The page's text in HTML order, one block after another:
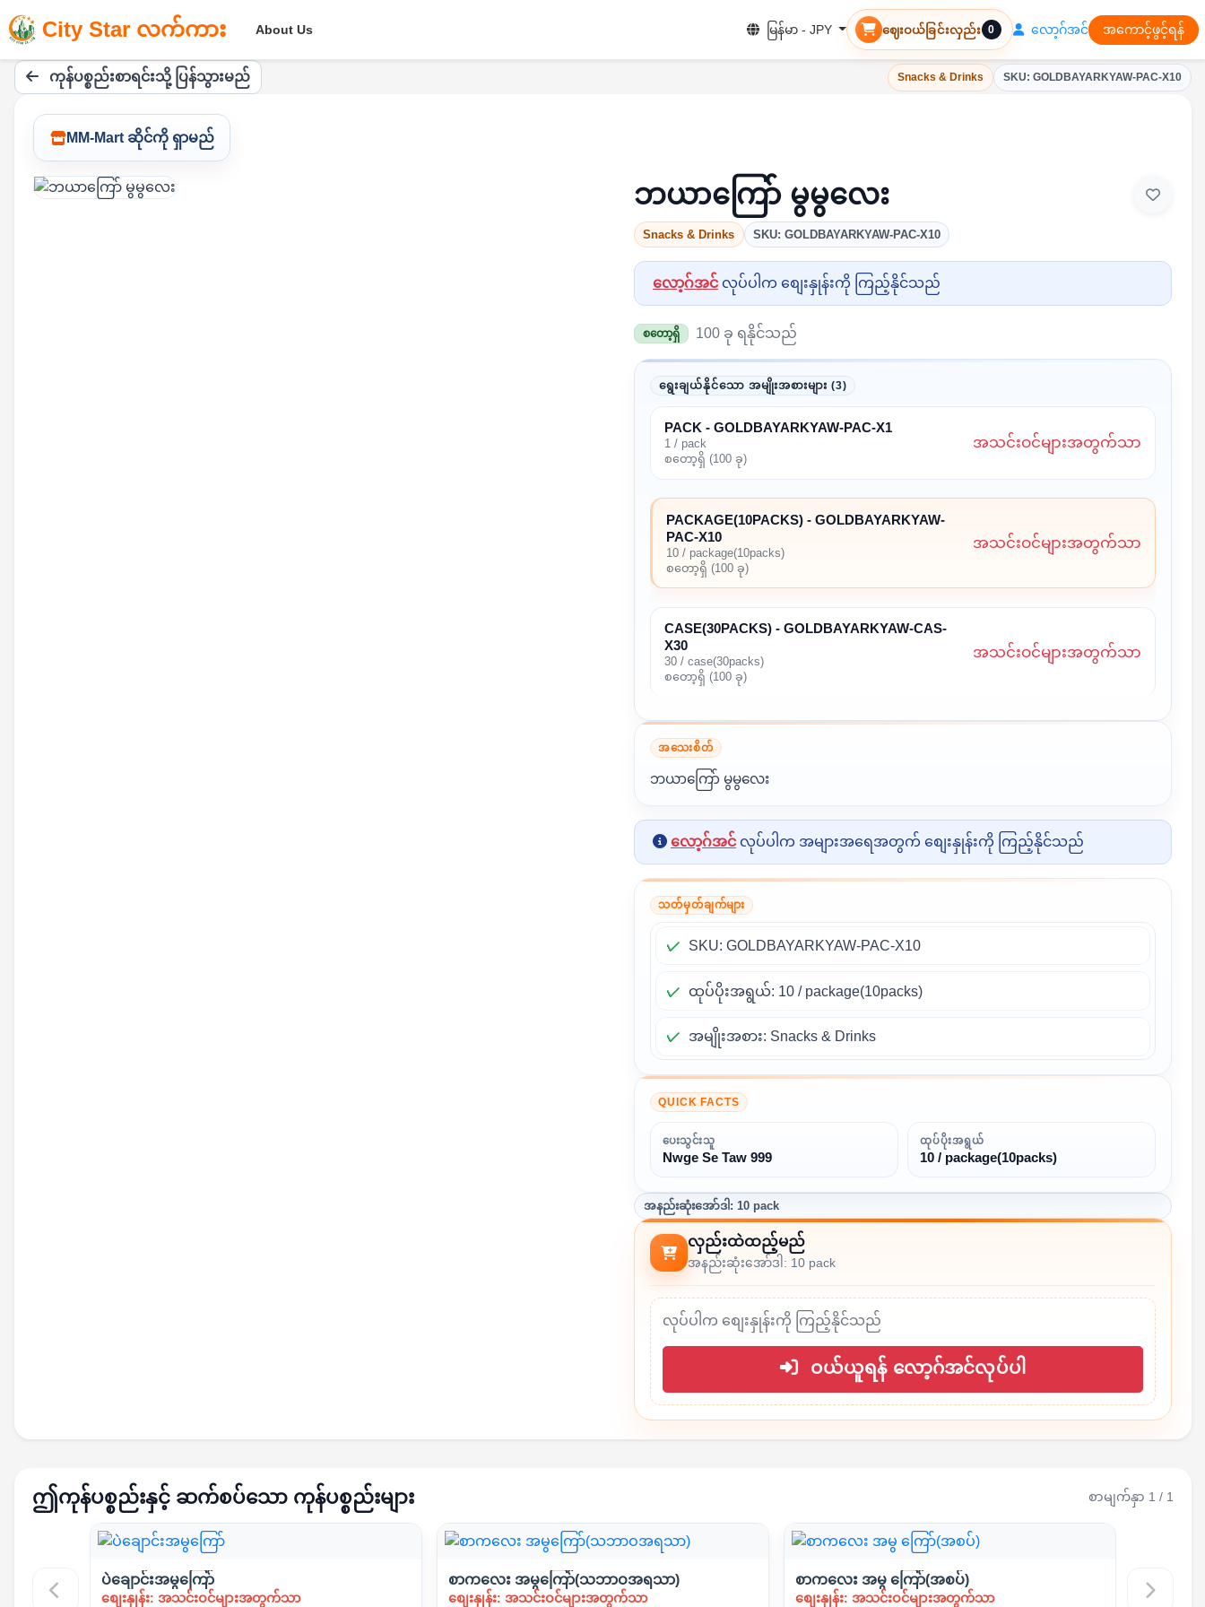
City Star လက်ကား About Us မြန်မာ - JPY ဈေးဝယ်ခြင်းလှည်း 0 လော့ဂ်အင် အကောင့်ဖွင့်ရန်
ကုန်ပစ္စည်းစာရင်းသို့ ပြန်သွားမည် Snacks & Drinks SKU: GOLDBAYARKYAW-PAC-X10
MM-Mart ဆိုင်ကို ရှာမည်
ဘယာကြော် မွမွလေး
Snacks & Drinks SKU: GOLDBAYARKYAW-PAC-X10
လော့ဂ်အင်လုပ်ပါက စျေးနှုန်းကို ကြည့်နိုင်သည်
စတော့ရှိ 100 ခု ရနိုင်သည်
ရွေးချယ်နိုင်သော အမျိုးအစားများ (3)
PACK - GOLDBAYARKYAW-PAC-X1
1 / pack
စတော့ရှိ (100 ခု)
အသင်းဝင်များအတွက်သာ
PACKAGE(10PACKS) - GOLDBAYARKYAW-
PAC-X10
10 / package(10packs)
စတော့ရှိ (100 ခု)
အသင်းဝင်များအတွက်သာ
CASE(30PACKS) - GOLDBAYARKYAW-CAS-
X30
30 / case(30packs)
စတော့ရှိ (100 ခု)
အသင်းဝင်များအတွက်သာ
အသေးစိတ်
ဘယာကြော် မွမွလေး
လော့ဂ်အင်လုပ်ပါက အများအရေအတွက် စျေးနှုန်းကို ကြည့်နိုင်သည်
သတ်မှတ်ချက်များ
SKU: GOLDBAYARKYAW-PAC-X10
ထုပ်ပိုးအရွယ်: 10 / package(10packs)
အမျိုးအစား: Snacks & Drinks
QUICK FACTS
ပေးသွင်းသူ
Nwge Se Taw 999
ထုပ်ပိုးအရွယ်
10 / package(10packs)
အနည်းဆုံးအော်ဒါ: 10 pack
လှည်းထဲထည့်မည်
အနည်းဆုံးအော်ဒါ: 10 pack
လုပ်ပါက စျေးနှုန်းကို ကြည့်နိုင်သည်
ဝယ်ယူရန် လော့ဂ်အင်လုပ်ပါ
ဤကုန်ပစ္စည်းနှင့် ဆက်စပ်သော ကုန်ပစ္စည်းများ စာမျက်နှာ 1 / 1
ပဲချောင်းအမွကြော်
စျေးနှုန်း: အသင်းဝင်များအတွက်သာ
စာကလေး အမွကြော်(သဘာဝအရသာ)
စျေးနှုန်း: အသင်းဝင်များအတွက်သာ
စာကလေး အမွ ကြော်(အစပ်)
စျေးနှုန်း: အသင်းဝင်များအတွက်သာ